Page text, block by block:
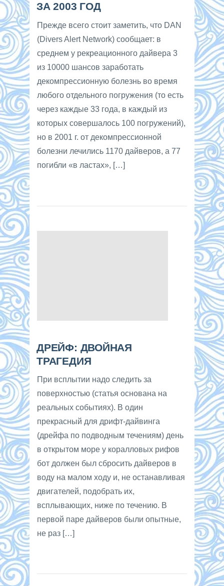
ЗА 2003 ГОД
Прежде всего стоит заметить, что DAN
(Divers Alert Network) сообщает: в
среднем у рекреационного дайвера 3
из 10000 шансов заработать
декомпрессионную болезнь во время
любого отдельного погружения (то есть
через каждые 33 года, в каждый из
которых совершалось 100 погружений),
но в 2001 г. от декомпрессионной
болезни лечились 1170 дайверов, а 77
погибли «в ластах», […]
ДРЕЙФ: ДВОЙНАЯ
ТРАГЕДИЯ
При всплытии надо следить за
поверхностью (статья основана на
реальных событиях). В один
прекрасный для дрифт-дайвинга
(дрейфа по подводным течениям) день
в открытом море у коралловых рифов
бот должен был сбросить дайверов в
воду на малом ходу и, не останавливая
двигателей, подобрать их,
всплывающих, ниже по течению. В
первой паре дайверов были опытные,
не раз […]